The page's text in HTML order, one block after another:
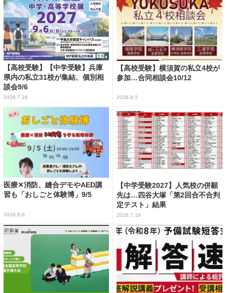
【高校受験】【中学受験】兵庫
県内の私立31校が集結、個別相
談会9/6
2026.7.28
【高校受験】横須賀の私立4校が
参加…合同相談会10/12
2026.8.5
医療✕消防、縫合デモやAED講
習も「おしごと体験博」9/5
2026.8.6
【中学受験2027】人気校の併願
先は…四谷大塚「第2回合不合判
定テスト」結果
2026.7.16